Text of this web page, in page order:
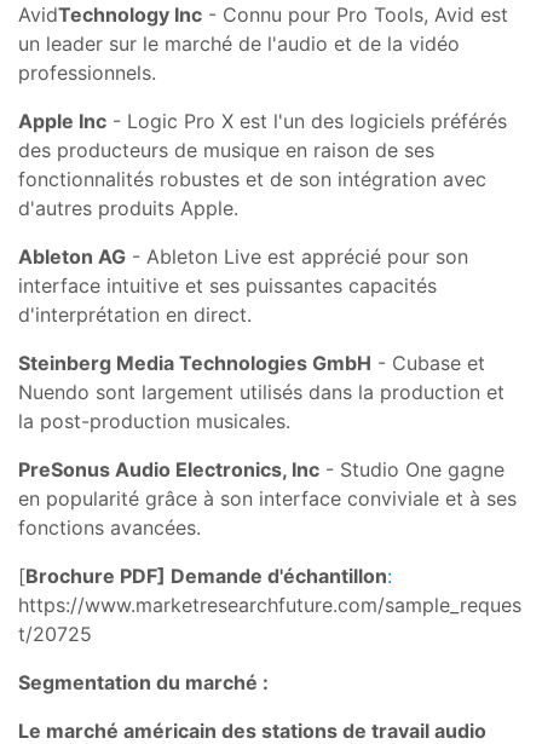
AvidTechnology Inc - Connu pour Pro Tools, Avid est
un leader sur le marché de l'audio et de la vidéo
professionnels.
Apple Inc - Logic Pro X est l'un des logiciels préférés
des producteurs de musique en raison de ses
fonctionnalités robustes et de son intégration avec
d'autres produits Apple.
Ableton AG - Ableton Live est apprécié pour son
interface intuitive et ses puissantes capacités
d'interprétation en direct.
Steinberg Media Technologies GmbH - Cubase et
Nuendo sont largement utilisés dans la production et
la post-production musicales.
PreSonus Audio Electronics, Inc - Studio One gagne
en popularité grâce à son interface conviviale et à ses
fonctions avancées.
[Brochure PDF] Demande d'échantillon:
https://www.marketresearchfuture.com/sample_reques
t/20725
Segmentation du marché :
Le marché américain des stations de travail audio